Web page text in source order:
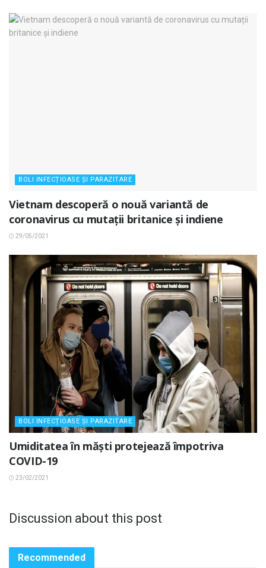
BOLI INFECȚIOASE ȘI PARAZITARE
Vietnam descoperă o nouă variantă de
coronavirus cu mutații britanice și indiene
29/05/2021
BOLI INFECȚIOASE ȘI PARAZITARE
Umiditatea în măști protejează împotriva
COVID-19
23/02/2021
Discussion about this post
Recommended